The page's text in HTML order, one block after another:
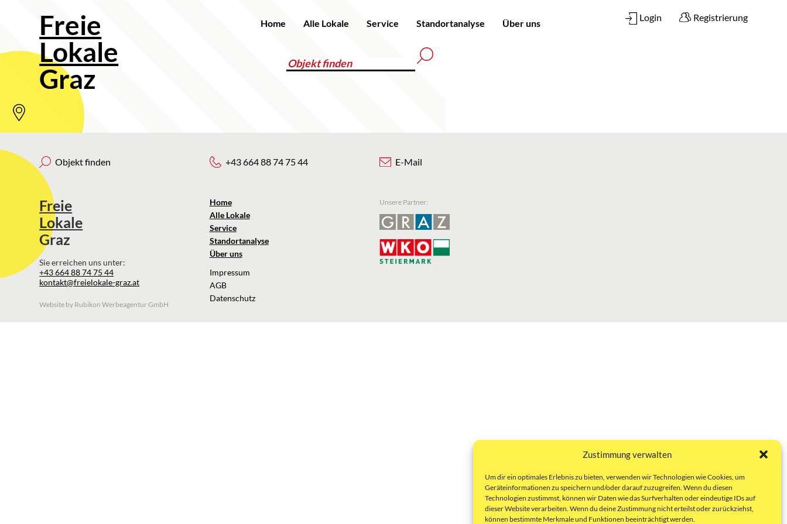
Zustimmung verwalten
Um dir ein optimales Erlebnis zu bieten, verwenden wir Technologien wie Cookies, um
Geräteinformationen zu speichern und/oder darauf zuzugreifen. Wenn du diesen
Technologien zustimmst, können wir Daten wie das Surfverhalten oder eindeutige IDs auf
dieser Website verarbeiten. Wenn du deine Zustimmung nicht erteilst oder zurückziehst,
können bestimmte Merkmale und Funktionen beeinträchtigt werden.
Freie
Lokale
Graz
Home Alle Lokale Service Standortanalyse Über uns
Login Registrierung
Objekt finden
Freie
Lokale
Graz
Sie erreichen uns unter:
+43 664 88 74 75 44
kontakt@freielokale-graz.at
Website by Rubikon Werbeagentur GmbH
+43 664 88 74 75 44
Home
Alle Lokale
Service
Standortanalyse
Über uns
Impressum
AGB
Datenschutz
E-Mail
Unsere Partner: